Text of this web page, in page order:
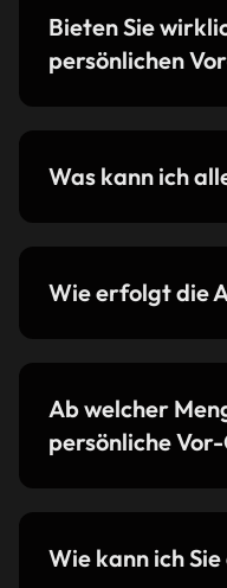
Bieten Sie
persönlichen
Was kann ich
Wie erfolgt die
Ab welcher
persönliche
Wie kann ich